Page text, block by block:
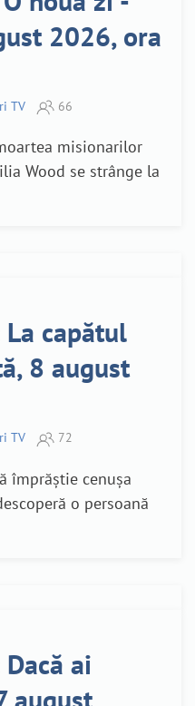
2026, ora
TV 66
misionarilor
Wood se strânge la
La capătul
8 august
TV 72
împrăștie cenușa
o persoană
ai
august